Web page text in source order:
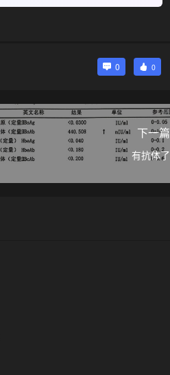
0 0
下一篇
有抗体了